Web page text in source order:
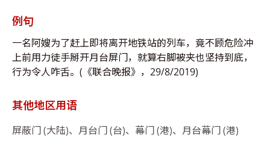
例句
一名阿嫂为了赶上即将离开地铁站的列车，竟不顾危险冲
上前用力徒手掰开月台屏门，就算右脚被夹也坚持到底，
行为令人咋舌。(《联合晚报》，29/8/2019)
其他地区用语
屏蔽门 (大陆)、月台门 (台)、幕门 (港)、月台幕门 (港)